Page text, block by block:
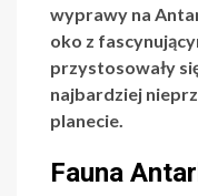
wyprawy na
oko z
przystosowały
najbardziej
planecie.
Fauna